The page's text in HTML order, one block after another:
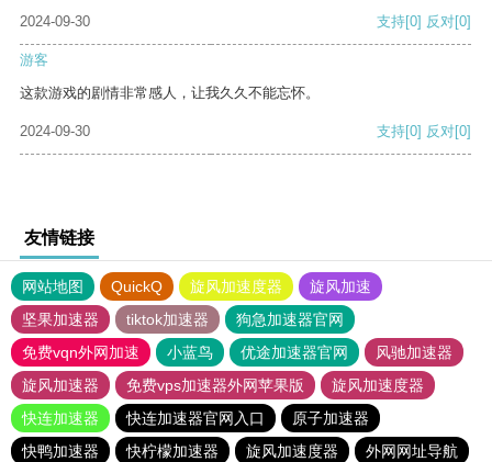
2024-09-30
支持[0] 反对[0]
游客
这款游戏的剧情非常感人，让我久久不能忘怀。
2024-09-30 支持[0] 反对[0]
友情链接
网站地图 QuickQ 旋风加速度器
旋风加速
坚果加速器
tiktok加速器
狗急加速器官网
免费vqn外网加速
小蓝鸟 优途加速器官网
风驰加速器
旋风加速器
免费vps加速器外网苹果版
旋风加速度器
快连加速器
快连加速器官网入口
原子加速器
快鸭加速器
快柠檬加速器 旋风加速度器
外网网址导航